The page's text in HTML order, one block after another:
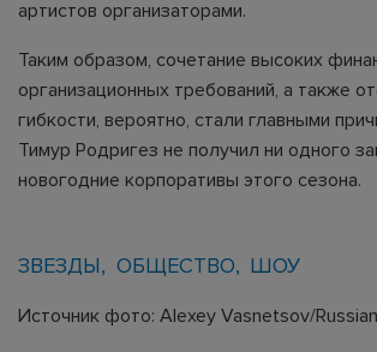
артистов организаторами.
Таким образом, сочетание высоких
организационных требований, а также
гибкости, вероятно, стали главными
Тимур Родригез не получил ни одного
новогодние корпоративы этого сезона.
ЗВЕЗДЫ
ОБЩЕСТВО ШОУ
Источник фото: Alexey Vasnetsov/